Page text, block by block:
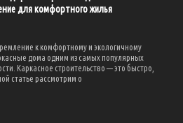
для комфортного жилья
к комфортному и экологичному
дома одним из самых популярных
Каркасное строительство — это быстро,
статье рассмотрим о